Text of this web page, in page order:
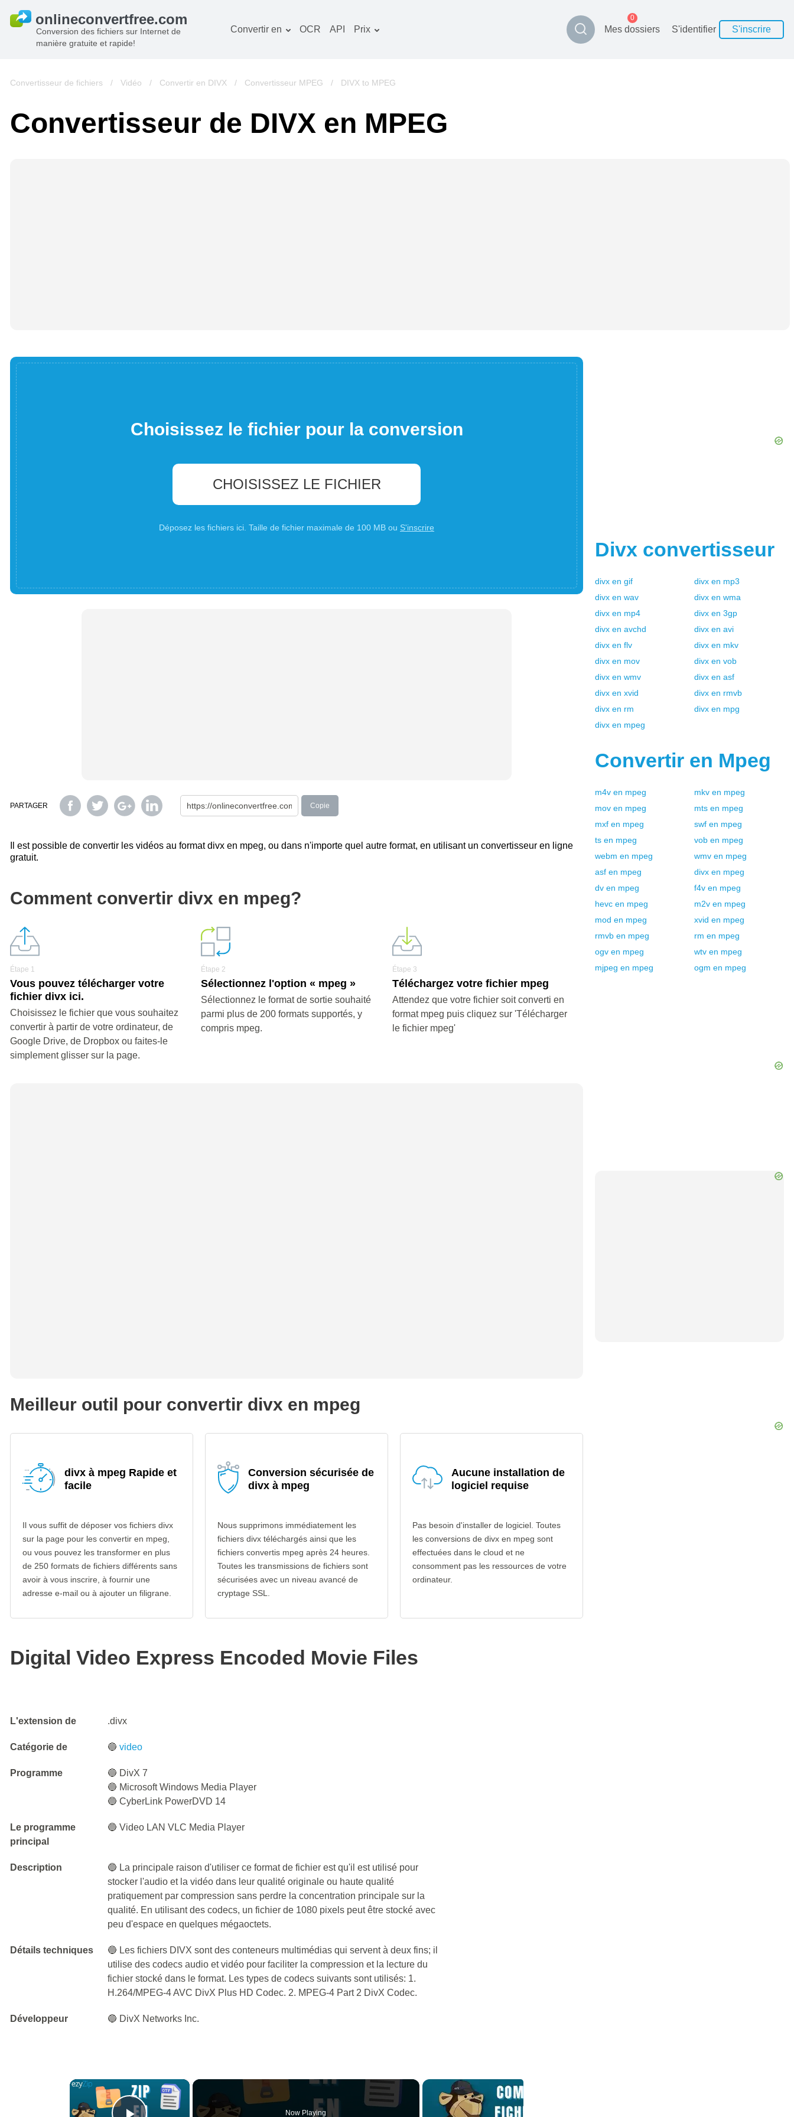
Conversion des fichiers sur Internet de
manière gratuite et rapide!
Convertir en
Image convertisseur
Livres convertisseur
OCR API Prix Mes dossiers
0
S'identifier S'inscrire
Convertisseur de fichiers / Vidéo / Convertir en DIVX / Convertisseur MPEG / DIVX to MPEG
Convertisseur de DIVX en MPEG
Choisissez le fichier pour la conversion
CHOISISSEZ LE FICHIER
Déposez les fichiers ici. Taille de fichier maximale de 100 MB ou S'inscrire
PARTAGER Copie
Il est possible de convertir les vidéos au format divx en mpeg, ou dans n'importe quel autre format, en utilisant un convertisseur en ligne
gratuit.
Comment convertir divx en mpeg?
Étape 1
Vous pouvez télécharger votre
fichier divx ici.
Choisissez le fichier que vous souhaitez
convertir à partir de votre ordinateur, de
Google Drive, de Dropbox ou faites-le
simplement glisser sur la page.
Étape 2
Sélectionnez l'option « mpeg »
Sélectionnez le format de sortie souhaité
parmi plus de 200 formats supportés, y
compris mpeg.
Étape 3
Téléchargez votre fichier mpeg
Attendez que votre fichier soit converti en
format mpeg puis cliquez sur 'Télécharger
le fichier mpeg'
Meilleur outil pour convertir divx en mpeg
divx à mpeg Rapide et
facile
Il vous suffit de déposer vos fichiers divx
sur la page pour les convertir en mpeg,
ou vous pouvez les transformer en plus
de 250 formats de fichiers différents sans
avoir à vous inscrire, à fournir une
adresse e-mail ou à ajouter un filigrane.
Conversion sécurisée de
divx à mpeg
Nous supprimons immédiatement les
fichiers divx téléchargés ainsi que les
fichiers convertis mpeg après 24 heures.
Toutes les transmissions de fichiers sont
sécurisées avec un niveau avancé de
cryptage SSL.
Aucune installation de
logiciel requise
Pas besoin d'installer de logiciel. Toutes
les conversions de divx en mpeg sont
effectuées dans le cloud et ne
consomment pas les ressources de votre
ordinateur.
Digital Video Express Encoded Movie Files
L'extension de .divx
Catégorie de 🔵video
Programme
🔵 DivX 7
🔵 Microsoft Windows Media Player
🔵 CyberLink PowerDVD 14
Le programme
principal
🔵 Video LAN VLC Media Player
Description
🔵 La principale raison d'utiliser ce format de fichier est qu'il est utilisé pour
stocker l'audio et la vidéo dans leur qualité originale ou haute qualité
pratiquement par compression sans perdre la concentration principale sur la
qualité. En utilisant des codecs, un fichier de 1080 pixels peut être stocké avec
peu d'espace en quelques mégaoctets.
Détails techniques
🔵 Les fichiers DIVX sont des conteneurs multimédias qui servent à deux fins; il
utilise des codecs audio et vidéo pour faciliter la compression et la lecture du
fichier stocké dans le format. Les types de codecs suivants sont utilisés: 1.
H.264/MPEG-4 AVC DivX Plus HD Codec. 2. MPEG-4 Part 2 DivX Codec.
Développeur 🔵 DivX Networks Inc.
×
Now Playing
Divx convertisseur
divx en gif divx en mp3
divx en wav divx en wma
divx en mp4 divx en 3gp
divx en avchd divx en avi
divx en flv divx en mkv
divx en mov divx en vob
divx en wmv divx en asf
divx en xvid divx en rmvb
divx en rm divx en mpg
divx en mpeg
Convertir en Mpeg
m4v en mpeg mkv en mpeg
mov en mpeg mts en mpeg
mxf en mpeg swf en mpeg
ts en mpeg vob en mpeg
webm en mpeg wmv en mpeg
asf en mpeg divx en mpeg
dv en mpeg f4v en mpeg
hevc en mpeg m2v en mpeg
mod en mpeg xvid en mpeg
rmvb en mpeg rm en mpeg
ogv en mpeg wtv en mpeg
mjpeg en mpeg ogm en mpeg